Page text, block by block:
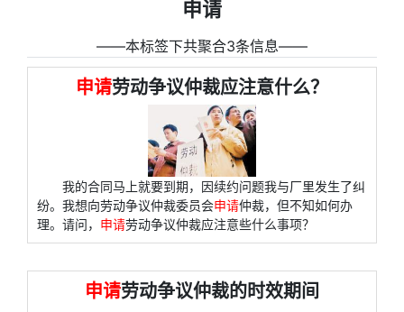
申请
――本标签下共聚合3条信息――
申请劳动争议仲裁应注意什么？
我的合同马上就要到期，因续约问题我与厂里发生了纠
纷。我想向劳动争议仲裁委员会申请仲裁，但不知如何办
理。请问， 申请劳动争议仲裁应注意些什么事项？
申请劳动争议仲裁的时效期间